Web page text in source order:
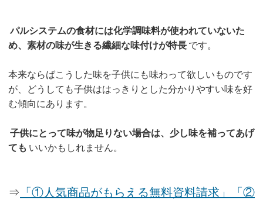
パルシステムの食材には化学調味料が使われていないた
め、素材の味が生きる繊細な味付けが特長 です。
本来ならばこうした味を子供にも味わって欲しいものです
が、どうしても子供ははっきりとした分かりやすい味を好
む傾向にあります。
子供にとって味が物足りない場合は、少し味を補ってあげ
ても いいかもしれません。
⇒ 「①人気商品がもらえる無料資料請求」「②